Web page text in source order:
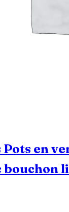
Pots en
bouchon